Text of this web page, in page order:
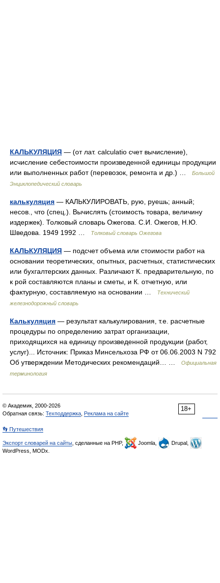
КАЛЬКУЛЯЦИЯ — (от лат. calculatio счет вычисление),
исчисление себестоимости произведенной единицы продукции
или выполненных работ (перевозок, ремонта и др.) …
Большой
Энциклопедический словарь
калькуляция — КАЛЬКУЛИРОВАТЬ, рую, руешь; анный;
несов., что (спец.). Вычислять (стоимость товара, величину
издержек). Толковый словарь Ожегова. С.И. Ожегов, Н.Ю.
Шведова. 1949 1992 …
Толковый словарь Ожегова
КАЛЬКУЛЯЦИЯ — подсчет объема или стоимости работ на
основании теоретических, опытных, расчетных, статистических
или бухгалтерских данных. Различают К. предварительную, по
к рой составляются планы и сметы, и К. отчетную, или
фактурную, составляемую на основании …
Технический
железнодорожный словарь
Калькуляция — результат калькулирования, т.е. расчетные
процедуры по определению затрат организации,
приходящихся на единицу произведенной продукции (работ,
услуг)... Источник: Приказ Минсельхоза РФ от 06.06.2003 N 792
Об утверждении Методических рекомендаций… …
Официальная
терминология
18+
© Академик, 2000-2026
Обратная связь: Техподдержка Реклама на сайте
👣 Путешествия
Экспорт словарей на сайты , сделанные на PHP, Joomla,
Drupal,
WordPress, MODx.